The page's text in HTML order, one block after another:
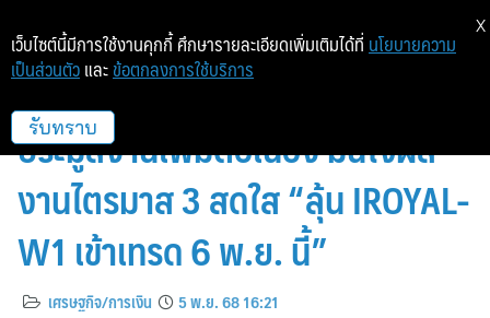
IROYAL หุ้นเด่นน่าจับตา เตรียมฯ
ประมูลงานเพิ่มต่อเนื่อง มั่นใจผล
งานไตรมาส 3 สดใส “ลุ้น IROYAL-
W1 เข้าเทรด 6 พ.ย. นี้”
เศรษฐกิจ/การเงิน 5 พ.ย. 68 16:21
เว็บไซต์นี้มีการใช้งานคุกกี้ ศึกษารายละเอียดเพิ่มเติมได้ที่ นโยบายความ
เป็นส่วนตัว และ ข้อตกลงการใช้บริการ
รับทราบ
X